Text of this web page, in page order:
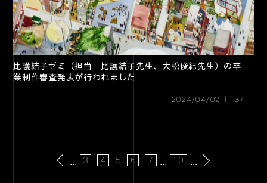
比護結子ゼミ（担当 比護結子先生、大松俊紀先生）の卒
業制作審査発表が行われました
2024/04/02 11:37
... 3 4 5 6 7 ... 10 ...